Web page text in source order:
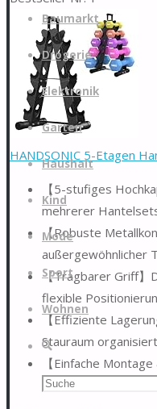
springen
Baumarkt
Drogerie
Elektronik
Garten
Haushalt
Kind
Mode
Sport
Wohnen
Suche
Suchen
HANDSONIC 5-Etagen
【5-stufiges
mehrerer
【Robuste
außergewöhnlicher
【Tragbarer Griff】
flexible
【Effiziente
Stauraum
【Einfache
Aufbau – einfach